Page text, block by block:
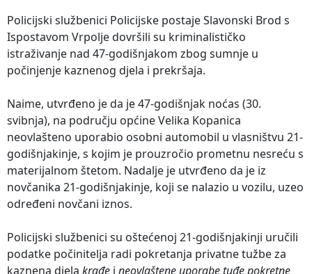
Policijski službenici Policijske postaje Slavonski Brod s
Ispostavom Vrpolje dovršili su kriminalističko
istraživanje nad 47-godišnjakom zbog sumnje u
počinjenje kaznenog djela i prekršaja.
Naime, utvrđeno je da je 47-godišnjak noćas (30.
svibnja), na području općine Velika Kopanica
neovlašteno uporabio osobni automobil u vlasništvu 21-
godišnjakinje, s kojim je prouzročio prometnu nesreću s
materijalnom štetom. Nadalje je utvrđeno da je iz
novčanika 21-godišnjakinje, koji se nalazio u vozilu, uzeo
određeni novčani iznos.
Policijski službenici su oštećenoj 21-godišnjakinji uručili
podatke počinitelja radi pokretanja privatne tužbe za
kaznena djela krađe i neovlaštene uporabe tuđe pokretne